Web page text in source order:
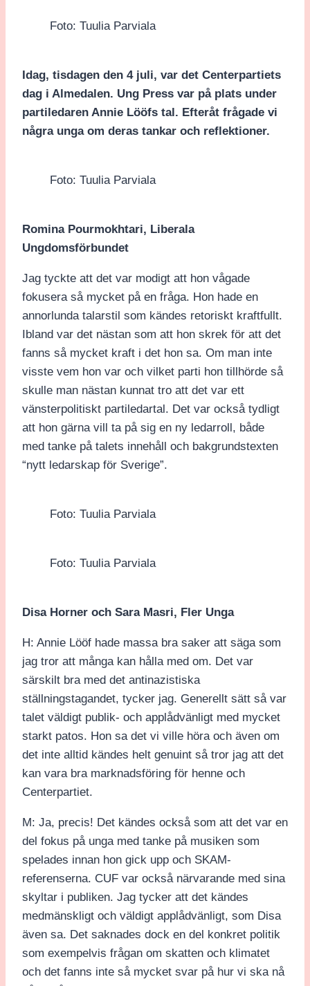
Foto: Tuulia Parviala
Idag, tisdagen den 4 juli, var det Centerpartiets
dag i Almedalen. Ung Press var på plats under
partiledaren Annie Lööfs tal. Efteråt frågade vi
några unga om deras tankar och reflektioner.
Foto: Tuulia Parviala
Romina Pourmokhtari, Liberala
Ungdomsförbundet
Jag tyckte att det var modigt att hon vågade
fokusera så mycket på en fråga. Hon hade en
annorlunda talarstil som kändes retoriskt kraftfullt.
Ibland var det nästan som att hon skrek för att det
fanns så mycket kraft i det hon sa. Om man inte
visste vem hon var och vilket parti hon tillhörde så
skulle man nästan kunnat tro att det var ett
vänsterpolitiskt partiledartal. Det var också tydligt
att hon gärna vill ta på sig en ny ledarroll, både
med tanke på talets innehåll och bakgrundstexten
“nytt ledarskap för Sverige”.
Foto: Tuulia Parviala
Foto: Tuulia Parviala
Disa Horner och Sara Masri, Fler Unga
H: Annie Lööf hade massa bra saker att säga som
jag tror att många kan hålla med om. Det var
särskilt bra med det antinazistiska
ställningstagandet, tycker jag. Generellt sätt så var
talet väldigt publik- och applådvänligt med mycket
starkt patos. Hon sa det vi ville höra och även om
det inte alltid kändes helt genuint så tror jag att det
kan vara bra marknadsföring för henne och
Centerpartiet.
M: Ja, precis! Det kändes också som att det var en
del fokus på unga med tanke på musiken som
spelades innan hon gick upp och SKAM-
referenserna. CUF var också närvarande med sina
skyltar i publiken. Jag tycker att det kändes
medmänskligt och väldigt applådvänligt, som Disa
även sa. Det saknades dock en del konkret politik
som exempelvis frågan om skatten och klimatet
och det fanns inte så mycket svar på hur vi ska nå